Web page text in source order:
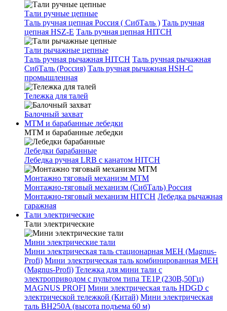
Тали ручные цепные
Таль ручная цепная Россия ( СибТаль ) Таль ручная
цепная HSZ-E Таль ручная цепная HITCH
Тали рычажные цепные
Таль ручная рычажная HITCH Таль ручная рычажная
СибТаль (Россия) Таль ручная рычажная HSH-C
промышленная
Тележка для талей
Балочный захват
МТМ и барабанные лебедки
МТМ и барабанные лебедки
Лебедки барабанные
Лебедка ручная LRB с канатом HITCH
Монтажно тяговый механизм МТМ
Монтажно-тяговый механизм (СибТаль) Россия
Монтажно-тяговый механизм HITCH Лебедка рычажная
гаражная
Тали электрические
Тали электрические
Мини электрические тали
Мини электрическая таль стационарная МЕН (Magnus-
Profi) Мини электрическая таль комбинированная МЕН
(Magnus-Profi) Тележка для мини тали с
электроприводом с пультом типа TE1P (230В,50Гц)
MAGNUS PROFI Мини электрическая таль HDGD с
электрической тележкой (Китай) Мини электрическая
таль BH250A (высота подъема 60 м)